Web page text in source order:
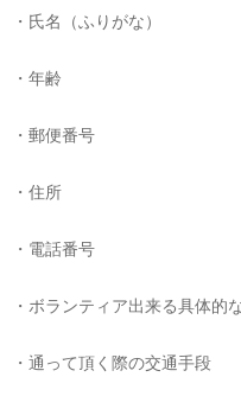
・氏名（ふりがな）
・年齢
・郵便番号
・住所
・電話番号
・ボランティア出来る具体的
・通って頂く際の交通手段